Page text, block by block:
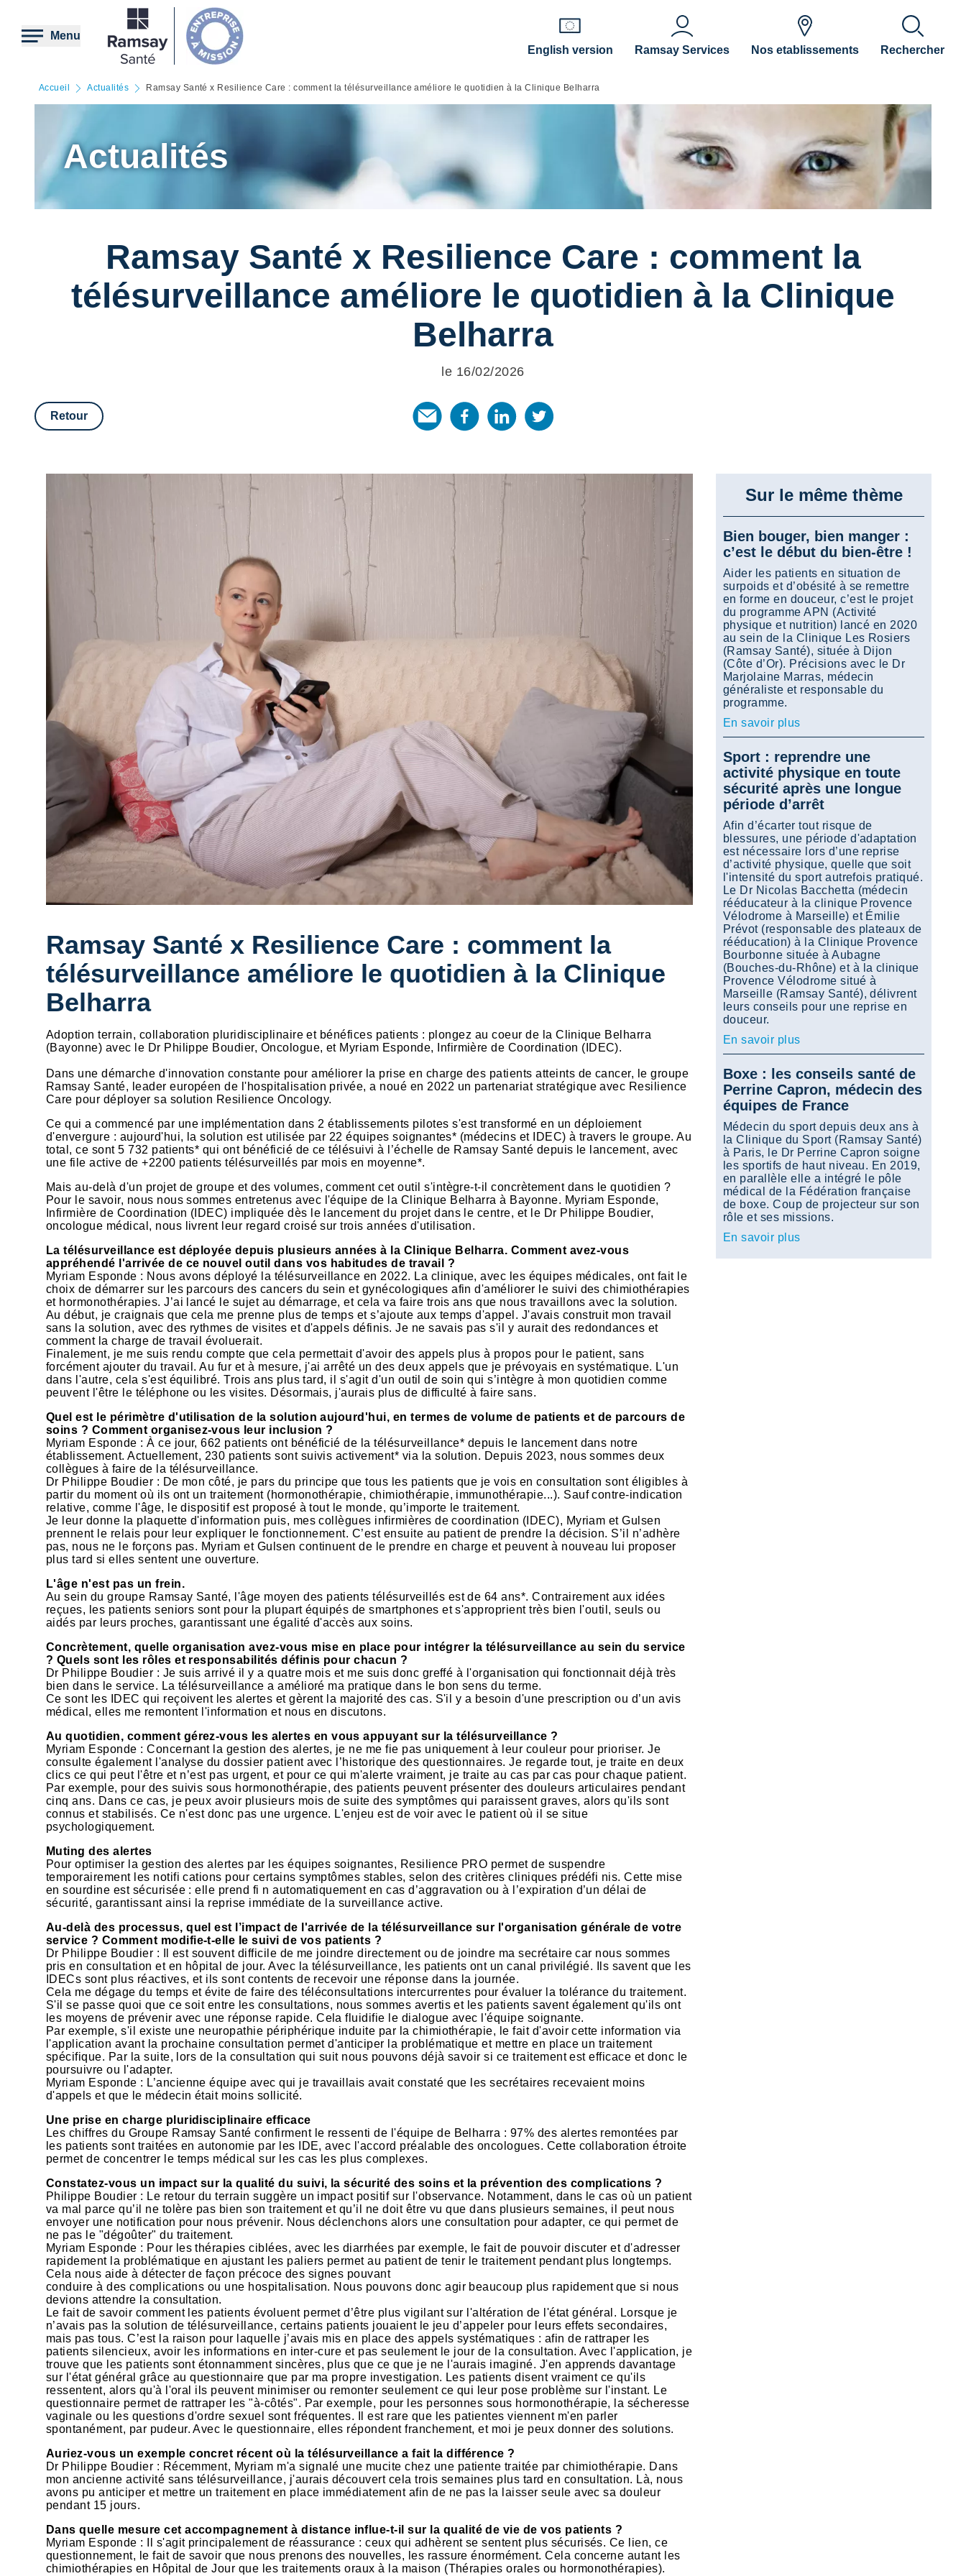
contenu
principal
Menu
English version
Ramsay Services Nos etablissements Rechercher
Accueil Actualités Ramsay Santé x Resilience Care : comment la télésurveillance améliore le quotidien à la Clinique Belharra
Actualités
Ramsay Santé x Resilience Care : comment la
télésurveillance améliore le quotidien à la Clinique
Belharra
le 16/02/2026
Retour
Ramsay Santé x Resilience Care : comment la
télésurveillance améliore le quotidien à la Clinique
Belharra
Adoption terrain, collaboration pluridisciplinaire et bénéfices patients : plongez au coeur de la Clinique Belharra
(Bayonne) avec le Dr Philippe Boudier, Oncologue, et Myriam Esponde, Infirmière de Coordination (IDEC).
Dans une démarche d'innovation constante pour améliorer la prise en charge des patients atteints de cancer, le groupe
Ramsay Santé, leader européen de l'hospitalisation privée, a noué en 2022 un partenariat stratégique avec Resilience
Care pour déployer sa solution Resilience Oncology.
Ce qui a commencé par une implémentation dans 2 établissements pilotes s'est transformé en un déploiement
d'envergure : aujourd'hui, la solution est utilisée par 22 équipes soignantes* (médecins et IDEC) à travers le groupe. Au
total, ce sont 5 732 patients* qui ont bénéficié de ce télésuivi à l’échelle de Ramsay Santé depuis le lancement, avec
une file active de +2200 patients télésurveillés par mois en moyenne*.
Mais au-delà d'un projet de groupe et des volumes, comment cet outil s'intègre-t-il concrètement dans le quotidien ?
Pour le savoir, nous nous sommes entretenus avec l'équipe de la Clinique Belharra à Bayonne. Myriam Esponde,
Infirmière de Coordination (IDEC) impliquée dès le lancement du projet dans le centre, et le Dr Philippe Boudier,
oncologue médical, nous livrent leur regard croisé sur trois années d'utilisation.
La télésurveillance est déployée depuis plusieurs années à la Clinique Belharra. Comment avez-vous
appréhendé l'arrivée de ce nouvel outil dans vos habitudes de travail ?
Myriam Esponde : Nous avons déployé la télésurveillance en 2022. La clinique, avec les équipes médicales, ont fait le
choix de démarrer sur les parcours des cancers du sein et gynécologiques afin d'améliorer le suivi des chimiothérapies
et hormonothérapies. J’ai lancé le sujet au démarrage, et cela va faire trois ans que nous travaillons avec la solution.
Au début, je craignais que cela me prenne plus de temps et s’ajoute aux temps d'appel. J'avais construit mon travail
sans la solution, avec des rythmes de visites et d'appels définis. Je ne savais pas s'il y aurait des redondances et
comment la charge de travail évoluerait.
Finalement, je me suis rendu compte que cela permettait d'avoir des appels plus à propos pour le patient, sans
forcément ajouter du travail. Au fur et à mesure, j'ai arrêté un des deux appels que je prévoyais en systématique. L'un
dans l'autre, cela s'est équilibré. Trois ans plus tard, il s'agit d'un outil de soin qui s’intègre à mon quotidien comme
peuvent l'être le téléphone ou les visites. Désormais, j'aurais plus de difficulté à faire sans.
Quel est le périmètre d'utilisation de la solution aujourd'hui, en termes de volume de patients et de parcours de
soins ? Comment organisez-vous leur inclusion ?
Myriam Esponde : À ce jour, 662 patients ont bénéficié de la télésurveillance* depuis le lancement dans notre
établissement. Actuellement, 230 patients sont suivis activement* via la solution. Depuis 2023, nous sommes deux
collègues à faire de la télésurveillance.
Dr Philippe Boudier : De mon côté, je pars du principe que tous les patients que je vois en consultation sont éligibles à
partir du moment où ils ont un traitement (hormonothérapie, chimiothérapie, immunothérapie...). Sauf contre-indication
relative, comme l'âge, le dispositif est proposé à tout le monde, qu’importe le traitement.
Je leur donne la plaquette d'information puis, mes collègues infirmières de coordination (IDEC), Myriam et Gulsen
prennent le relais pour leur expliquer le fonctionnement. C’est ensuite au patient de prendre la décision. S’il n’adhère
pas, nous ne le forçons pas. Myriam et Gulsen continuent de le prendre en charge et peuvent à nouveau lui proposer
plus tard si elles sentent une ouverture.
L'âge n'est pas un frein.
Au sein du groupe Ramsay Santé, l'âge moyen des patients télésurveillés est de 64 ans*. Contrairement aux idées
reçues, les patients seniors sont pour la plupart équipés de smartphones et s'approprient très bien l'outil, seuls ou
aidés par leurs proches, garantissant une égalité d'accès aux soins.
Concrètement, quelle organisation avez-vous mise en place pour intégrer la télésurveillance au sein du service
? Quels sont les rôles et responsabilités définis pour chacun ?
Dr Philippe Boudier : Je suis arrivé il y a quatre mois et me suis donc greffé à l'organisation qui fonctionnait déjà très
bien dans le service. La télésurveillance a amélioré ma pratique dans le bon sens du terme.
Ce sont les IDEC qui reçoivent les alertes et gèrent la majorité des cas. S'il y a besoin d'une prescription ou d’un avis
médical, elles me remontent l'information et nous en discutons.
Au quotidien, comment gérez-vous les alertes en vous appuyant sur la télésurveillance ?
Myriam Esponde : Concernant la gestion des alertes, je ne me fie pas uniquement à leur couleur pour prioriser. Je
consulte également l'analyse du dossier patient avec l’historique des questionnaires. Je regarde tout, je traite en deux
clics ce qui peut l'être et n’est pas urgent, et pour ce qui m'alerte vraiment, je traite au cas par cas pour chaque patient.
Par exemple, pour des suivis sous hormonothérapie, des patients peuvent présenter des douleurs articulaires pendant
cinq ans. Dans ce cas, je peux avoir plusieurs mois de suite des symptômes qui paraissent graves, alors qu'ils sont
connus et stabilisés. Ce n'est donc pas une urgence. L'enjeu est de voir avec le patient où il se situe
psychologiquement.
Muting des alertes
Pour optimiser la gestion des alertes par les équipes soignantes, Resilience PRO permet de suspendre
temporairement les notifi cations pour certains symptômes stables, selon des critères cliniques prédéfi nis. Cette mise
en sourdine est sécurisée : elle prend fi n automatiquement en cas d’aggravation ou à l’expiration d’un délai de
sécurité, garantissant ainsi la reprise immédiate de la surveillance active.
Au-delà des processus, quel est l’impact de l'arrivée de la télésurveillance sur l'organisation générale de votre
service ? Comment modifie-t-elle le suivi de vos patients ?
Dr Philippe Boudier : Il est souvent difficile de me joindre directement ou de joindre ma secrétaire car nous sommes
pris en consultation et en hôpital de jour. Avec la télésurveillance, les patients ont un canal privilégié. Ils savent que les
IDECs sont plus réactives, et ils sont contents de recevoir une réponse dans la journée.
Cela me dégage du temps et évite de faire des téléconsultations intercurrentes pour évaluer la tolérance du traitement.
S'il se passe quoi que ce soit entre les consultations, nous sommes avertis et les patients savent également qu'ils ont
les moyens de prévenir avec une réponse rapide. Cela fluidifie le dialogue avec l'équipe soignante.
Par exemple, s'il existe une neuropathie périphérique induite par la chimiothérapie, le fait d'avoir cette information via
l'application avant la prochaine consultation permet d'anticiper la problématique et mettre en place un traitement
spécifique. Par la suite, lors de la consultation qui suit nous pouvons déjà savoir si ce traitement est efficace et donc le
poursuivre ou l'adapter.
Myriam Esponde : L’ancienne équipe avec qui je travaillais avait constaté que les secrétaires recevaient moins
d'appels et que le médecin était moins sollicité.
Une prise en charge pluridisciplinaire efficace
Les chiffres du Groupe Ramsay Santé confirment le ressenti de l'équipe de Belharra : 97% des alertes remontées par
les patients sont traitées en autonomie par les IDE, avec l'accord préalable des oncologues. Cette collaboration étroite
permet de concentrer le temps médical sur les cas les plus complexes.
Constatez-vous un impact sur la qualité du suivi, la sécurité des soins et la prévention des complications ?
Philippe Boudier : Le retour du terrain suggère un impact positif sur l'observance. Notamment, dans le cas où un patient
va mal parce qu’il ne tolère pas bien son traitement et qu’il ne doit être vu que dans plusieurs semaines, il peut nous
envoyer une notification pour nous prévenir. Nous déclenchons alors une consultation pour adapter, ce qui permet de
ne pas le "dégoûter" du traitement.
Myriam Esponde : Pour les thérapies ciblées, avec les diarrhées par exemple, le fait de pouvoir discuter et d'adresser
rapidement la problématique en ajustant les paliers permet au patient de tenir le traitement pendant plus longtemps.
Cela nous aide à détecter de façon précoce des signes pouvant
conduire à des complications ou une hospitalisation. Nous pouvons donc agir beaucoup plus rapidement que si nous
devions attendre la consultation.
Le fait de savoir comment les patients évoluent permet d’être plus vigilant sur l'altération de l'état général. Lorsque je
n’avais pas la solution de télésurveillance, certains patients jouaient le jeu d’appeler pour leurs effets secondaires,
mais pas tous. C’est la raison pour laquelle j’avais mis en place des appels systématiques : afin de rattraper les
patients silencieux, avoir les informations en inter-cure et pas seulement le jour de la consultation. Avec l'application, je
trouve que les patients sont étonnamment sincères, plus que ce que je ne l'aurais imaginé. J'en apprends davantage
sur l'état général grâce au questionnaire que par ma propre investigation. Les patients disent vraiment ce qu'ils
ressentent, alors qu'à l'oral ils peuvent minimiser ou remonter seulement ce qui leur pose problème sur l'instant. Le
questionnaire permet de rattraper les "à-côtés". Par exemple, pour les personnes sous hormonothérapie, la sécheresse
vaginale ou les questions d'ordre sexuel sont fréquentes. Il est rare que les patientes viennent m'en parler
spontanément, par pudeur. Avec le questionnaire, elles répondent franchement, et moi je peux donner des solutions.
Auriez-vous un exemple concret récent où la télésurveillance a fait la différence ?
Dr Philippe Boudier : Récemment, Myriam m'a signalé une mucite chez une patiente traitée par chimiothérapie. Dans
mon ancienne activité sans télésurveillance, j'aurais découvert cela trois semaines plus tard en consultation. Là, nous
avons pu anticiper et mettre un traitement en place immédiatement afin de ne pas la laisser seule avec sa douleur
pendant 15 jours.
Dans quelle mesure cet accompagnement à distance influe-t-il sur la qualité de vie de vos patients ?
Myriam Esponde : Il s'agit principalement de réassurance : ceux qui adhèrent se sentent plus sécurisés. Ce lien, ce
questionnement, le fait de savoir que nous prenons des nouvelles, les rassure énormément. Cela concerne autant les
chimiothérapies en Hôpital de Jour que les traitements oraux à la maison (Thérapies orales ou hormonothérapies).
Sur le même thème
Bien bouger, bien manger :
c’est le début du bien-être !
Aider les patients en situation de
surpoids et d’obésité à se remettre
en forme en douceur, c’est le projet
du programme APN (Activité
physique et nutrition) lancé en 2020
au sein de la Clinique Les Rosiers
(Ramsay Santé), située à Dijon
(Côte d’Or). Précisions avec le Dr
Marjolaine Marras, médecin
généraliste et responsable du
programme.
En savoir plus
Sport : reprendre une
activité physique en toute
sécurité après une longue
période d’arrêt
Afin d’écarter tout risque de
blessures, une période d'adaptation
est nécessaire lors d’une reprise
d’activité physique, quelle que soit
l'intensité du sport autrefois pratiqué.
Le Dr Nicolas Bacchetta (médecin
rééducateur à la clinique Provence
Vélodrome à Marseille) et Émilie
Prévot (responsable des plateaux de
rééducation) à la Clinique Provence
Bourbonne située à Aubagne
(Bouches-du-Rhône) et à la clinique
Provence Vélodrome situé à
Marseille (Ramsay Santé), délivrent
leurs conseils pour une reprise en
douceur.
En savoir plus
Boxe : les conseils santé de
Perrine Capron, médecin des
équipes de France
Médecin du sport depuis deux ans à
la Clinique du Sport (Ramsay Santé)
à Paris, le Dr Perrine Capron soigne
les sportifs de haut niveau. En 2019,
en parallèle elle a intégré le pôle
médical de la Fédération française
de boxe. Coup de projecteur sur son
rôle et ses missions.
En savoir plus